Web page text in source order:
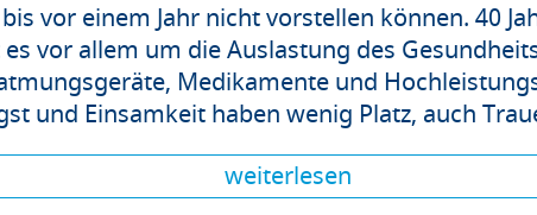
vor einem Jahr nicht vorstellen können. 40
vor allem um die Auslastung des
Medikamente und
und Einsamkeit haben wenig Platz, auch
weiterlesen